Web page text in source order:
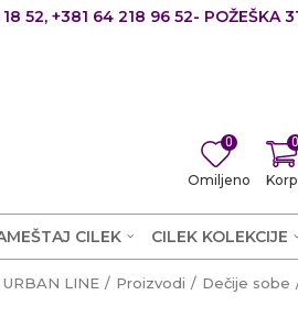
18 52, +381 64 218 96 52- POŽEŠKA
0
Omiljeno
0
CILEK CILEK KOLEKCIJE
LINE Proizvodi Dečije sobe